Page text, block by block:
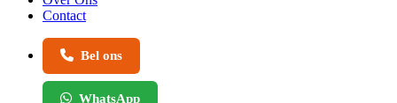
Contact
Bel ons
WhatsApp